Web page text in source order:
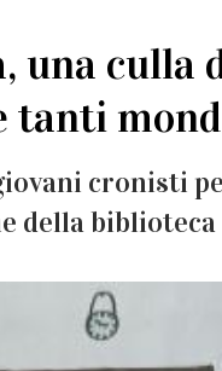
una culla
tanti
cronisti
della biblioteca